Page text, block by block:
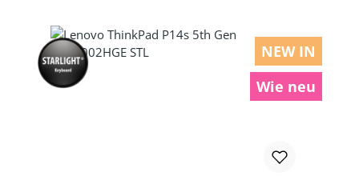
NEW IN
Wie neu